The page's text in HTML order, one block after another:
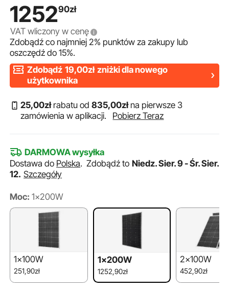
samochodów, łodzi, kamperów i płaskich dachów
125290zł
VAT wliczony w cenę
Zdobądź co najmniej2% punktów za zakupy lub
oszczędź do15%.
Zdobądź 19,00zł zniżki dla nowego
użytkownika
25,00złrabatu od835,00złna pierwsze 3
zamówienia w aplikacji.
Pobierz Teraz
DARMOWA wysyłka
Dostawa do Polska.Zdobądź to Niedz. Sier. 9 - Śr. Sier.
12. Szczegóły
Moc: 1x200W
1x100W
251,90zł
1x200W
1252,90zł
2x100W
452,90zł